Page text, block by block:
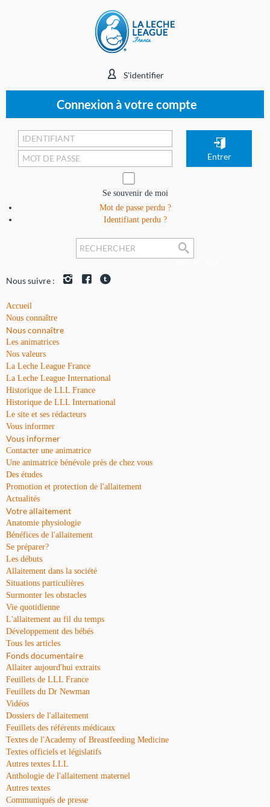
S'identifier
Connexion à votre compte
Se souvenir de moi
Mot de passe perdu ?
Identifiant perdu ?
Nous suivre :
Accueil
Nous connaître
Nous connaître
Les animatrices
Nos valeurs
La Leche League France
La Leche League International
Historique de LLL France
Historique de LLL International
Le site et ses rédacteurs
Vous informer
Vous informer
Contacter une animatrice
Une animatrice bénévole près de chez vous
Des études
Promotion et protection de l'allaitement
Actualités
Votre allaitement
Anatomie physiologie
Bénéfices de l'allaitement
Se préparer?
Les débuts
Allaitement dans la société
Situations particulières
Surmonter les obstacles
Vie quotidienne
L'allaitement au fil du temps
Développement des bébés
Tous les articles
Fonds documentaire
Allaiter aujourd'hui extraits
Feuillets de LLL France
Feuillets du Dr Newman
Vidéos
Dossiers de l'allaitement
Feuillets des référents médicaux
Textes de l'Academy of Breastfeeding Medicine
Textes officiels et législatifs
Autres textes LLL
Anthologie de l'allaitement maternel
Autres textes
Communiqués de presse